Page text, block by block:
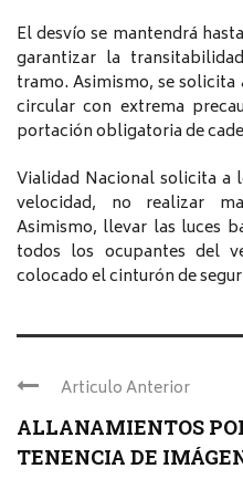
El desvío se mantendrá
garantizar la
tramo. Asimismo, se
circular con extrema
portación obligatoria de
Vialidad Nacional solicita a
velocidad, no realizar
Asimismo, llevar las luces
todos los ocupantes del
colocado el cinturón de
Articulo Anterior
ALLANAMIENTOS
TENENCIA DE